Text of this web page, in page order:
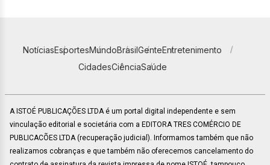
NotíciasEsportesMundoBrasilGenteEntretenimento
CidadesCiênciaSaúde
A ISTOÉ PUBLICAÇÕES LTDA é um portal digital independente e sem
vinculação editorial e societária com a EDITORA TRES COMÉRCIO DE
PUBLICACÕES LTDA (recuperação judicial). Informamos também que não
realizamos cobranças e que também não oferecemos cancelamento do